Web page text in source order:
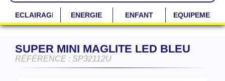
ECLAIRAGE ENERGIE ENFANT EQUIPEMENT
SUPER MINI MAGLITE LED BLEU
RÉFÉRENCE : SP32112U